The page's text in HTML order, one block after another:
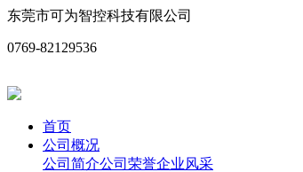
东莞市可为智控科技有限公司
0769-82129536
首页
公司概况
公司简介公司荣誉企业风采